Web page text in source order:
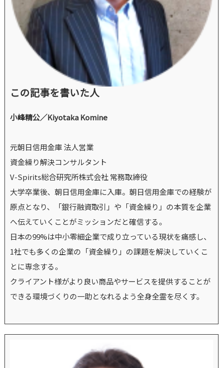
この記事を書いた人
小峰精公／Kiyotaka Komine
元朝日信用金庫 法人営業
資金繰り解決コンサルタント
V-Spirits総合研究所株式会社 常務取締役
大学卒業後、朝日信用金庫に入庫。朝日信用金庫での経験が
原点となり、「銀行融資取引」や「資金繰り」の本質を企業
へ伝えていくことがミッションだと確信する。
日本の99%は中小零細企業で成り立っている現状を痛感し、
1社でも多くの企業の「資金繰り」の課題を解決していくこ
とに専念する。
クライアント様がより良い商品やサービスを提供することが
できる環境づくりの一助となれるよう全身全霊を尽くす。